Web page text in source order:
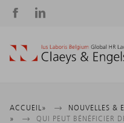
Social
Fil
ACCUEIL
NOUVELLES &
QUI PEUT BÉNÉFICIER